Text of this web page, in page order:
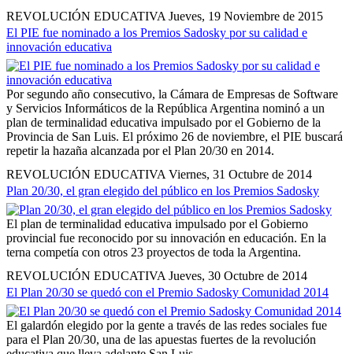
REVOLUCIÓN EDUCATIVA Jueves, 19 Noviembre de 2015
El PIE fue nominado a los Premios Sadosky por su calidad e
innovación educativa
Por segundo año consecutivo, la Cámara de Empresas de Software
y Servicios Informáticos de la República Argentina nominó a un
plan de terminalidad educativa impulsado por el Gobierno de la
Provincia de San Luis. El próximo 26 de noviembre, el PIE buscará
repetir la hazaña alcanzada por el Plan 20/30 en 2014.
REVOLUCIÓN EDUCATIVA Viernes, 31 Octubre de 2014
Plan 20/30, el gran elegido del público en los Premios Sadosky
El plan de terminalidad educativa impulsado por el Gobierno
provincial fue reconocido por su innovación en educación. En la
terna competía con otros 23 proyectos de toda la Argentina.
REVOLUCIÓN EDUCATIVA Jueves, 30 Octubre de 2014
El Plan 20/30 se quedó con el Premio Sadosky Comunidad 2014
El galardón elegido por la gente a través de las redes sociales fue
para el Plan 20/30, una de las apuestas fuertes de la revolución